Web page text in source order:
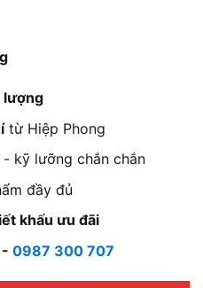
lượng
từ Hiệp Phong
kỹ lưỡng chắn chắn
đầy đủ
khấu ưu đãi
- 0987 300 707